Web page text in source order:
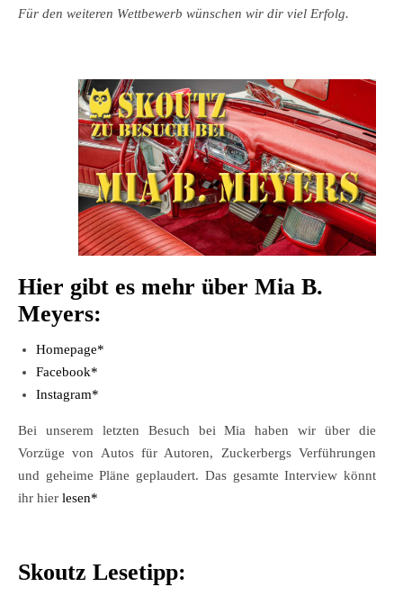
Für den weiteren Wettbewerb wünschen wir dir viel Erfolg.
Hier gibt es mehr über Mia B.
Meyers:
Homepage*
Facebook*
Instagram*
Bei unserem letzten Besuch bei Mia haben wir über die
Vorzüge von Autos für Autoren, Zuckerbergs Verführungen
und geheime Pläne geplaudert. Das gesamte Interview könnt
ihr hier lesen*
Skoutz Lesetipp: